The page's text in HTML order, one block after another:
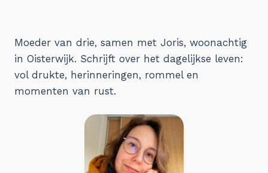
Moeder van drie, samen met Joris, woonachtig
in Oisterwijk. Schrijft over het dagelijkse leven:
vol drukte, herinneringen, rommel en
momenten van rust.